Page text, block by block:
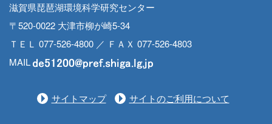
滋賀県琵琶湖環境科学研究センター
〒520-0022 大津市柳が崎5-34
ＴＥＬ 077-526-4800 ／ ＦＡＸ 077-526-4803
MAIL
サイトマップ サイトのご利用について